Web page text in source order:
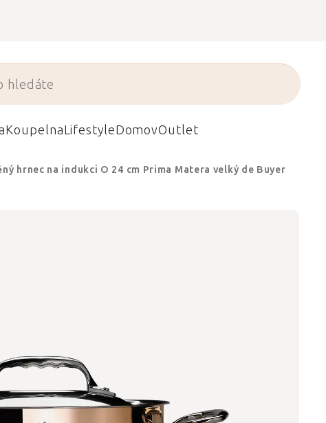
KoupelnaLifestyleDomovOutlet
hrnec na indukci O 24 cm Prima Matera velký de Buyer